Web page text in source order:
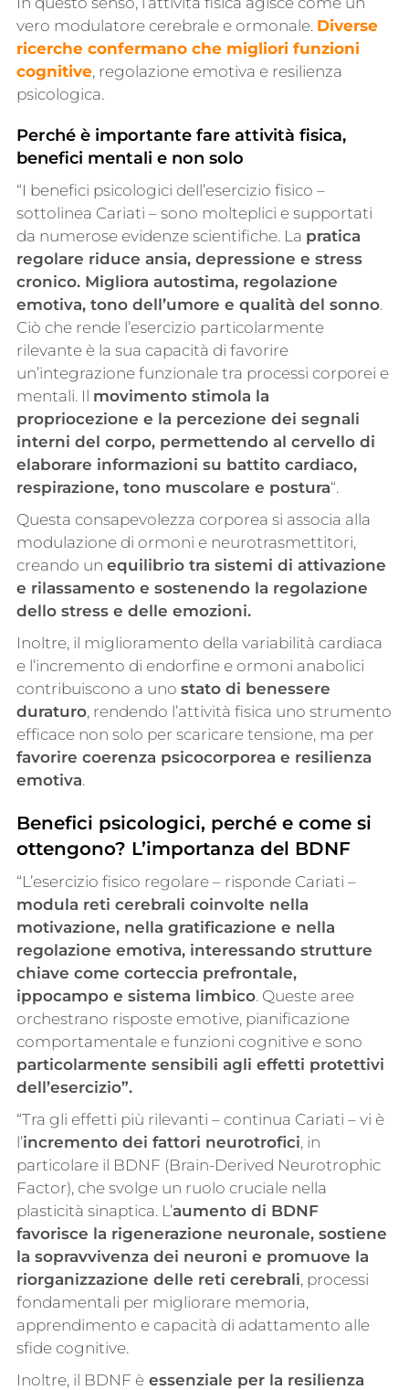
vero modulatore cerebrale e ormonale. Diverse
ricerche confermano che migliori funzioni
cognitive, regolazione emotiva e resilienza
psicologica.
Perché è importante fare attività fisica,
benefici mentali e non solo
“I benefici psicologici dell’esercizio fisico –
sottolinea Cariati – sono molteplici e supportati
da numerose evidenze scientifiche. La pratica
regolare riduce ansia, depressione e stress
cronico. Migliora autostima, regolazione
emotiva, tono dell’umore e qualità del sonno.
Ciò che rende l’esercizio particolarmente
rilevante è la sua capacità di favorire
un’integrazione funzionale tra processi corporei e
mentali. Il movimento stimola la
propriocezione e la percezione dei segnali
interni del corpo, permettendo al cervello di
elaborare informazioni su battito cardiaco,
respirazione, tono muscolare e postura“.
Questa consapevolezza corporea si associa alla
modulazione di ormoni e neurotrasmettitori,
creando un equilibrio tra sistemi di attivazione
e rilassamento e sostenendo la regolazione
dello stress e delle emozioni.
Inoltre, il miglioramento della variabilità cardiaca
e l’incremento di endorfine e ormoni anabolici
contribuiscono a uno stato di benessere
duraturo, rendendo l’attività fisica uno strumento
efficace non solo per scaricare tensione, ma per
favorire coerenza psicocorporea e resilienza
emotiva.
Benefici psicologici, perché e come si
ottengono? L’importanza del BDNF
“L’esercizio fisico regolare – risponde Cariati –
modula reti cerebrali coinvolte nella
motivazione, nella gratificazione e nella
regolazione emotiva, interessando strutture
chiave come corteccia prefrontale,
ippocampo e sistema limbico. Queste aree
orchestrano risposte emotive, pianificazione
comportamentale e funzioni cognitive e sono
particolarmente sensibili agli effetti protettivi
dell’esercizio”.
“Tra gli effetti più rilevanti – continua Cariati – vi è
l’incremento dei fattori neurotrofici, in
particolare il BDNF (Brain-Derived Neurotrophic
Factor), che svolge un ruolo cruciale nella
plasticità sinaptica. L’aumento di BDNF
favorisce la rigenerazione neuronale, sostiene
la sopravvivenza dei neuroni e promuove la
riorganizzazione delle reti cerebrali, processi
fondamentali per migliorare memoria,
apprendimento e capacità di adattamento alle
sfide cognitive.
Inoltre, il BDNF èessenziale per la resilienza